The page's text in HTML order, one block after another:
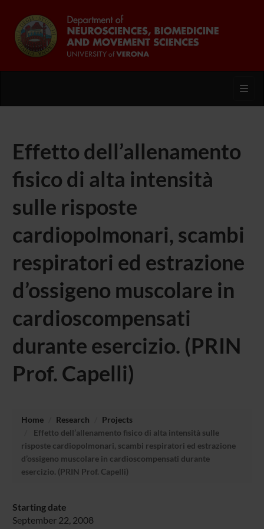
Effetto dell’allenamento
fisico di alta intensità
sulle risposte
cardiopolmonari, scambi
respiratori ed estrazione
d’ossigeno muscolare in
cardioscompensati
durante esercizio. (PRIN
Prof. Capelli)
Home Research
Projects
Effetto dell’allenamento fisico di alta intensità sulle
risposte cardiopolmonari, scambi respiratori ed estrazione
d’ossigeno muscolare in cardioscompensati durante
esercizio. (PRIN Prof. Capelli)
Starting date
September 22, 2008